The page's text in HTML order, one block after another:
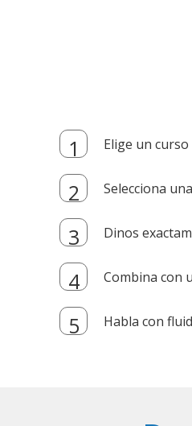
Elige un
Selecciona
Dinos
Combina con
Habla con